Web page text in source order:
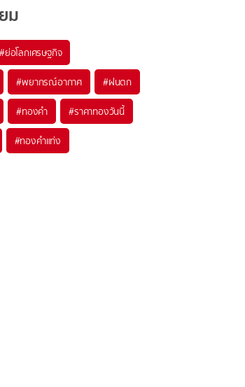
ม
#ย่อโลกเศรษฐกิจ
#พยากรณ์อากาศ #ฝนตก
#ทองคำ #ราคาทองวันนี้
#ทองคำแท่ง